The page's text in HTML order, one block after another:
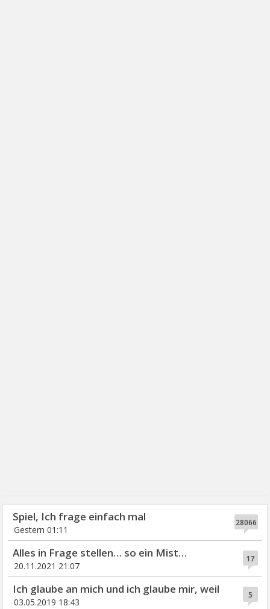
28066
Spiel, Ich frage einfach mal
Gestern 01:11
17
Alles in Frage stellen… so ein Mist…
20.11.2021 21:07
5
Ich glaube an mich und ich glaube mir, weil
03.05.2019 18:43